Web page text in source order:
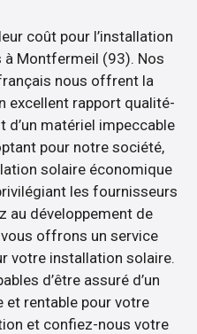
coût pour l’installation
à Montfermeil (93). Nos
nous offrent la
excellent rapport qualité-
d’un matériel impeccable
pour notre société,
solaire économique
les fournisseurs
au développement de
offrons un service
votre installation solaire.
d’être assuré d’un
et rentable pour votre
et confiez-nous votre